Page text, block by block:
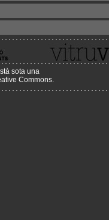
sota una
Commons.